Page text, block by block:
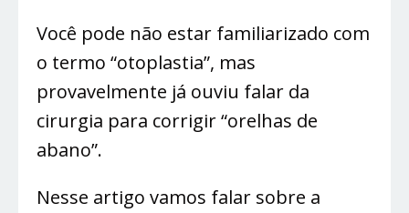
Você pode não estar familiarizado com
o termo “otoplastia”, mas
provavelmente já ouviu falar da
cirurgia para corrigir “orelhas de
abano”.
Nesse artigo vamos falar sobre a